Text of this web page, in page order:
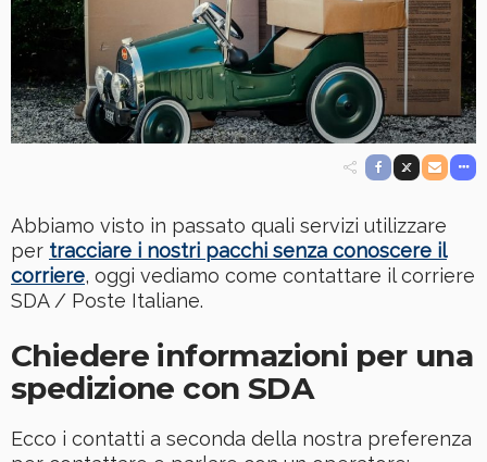
Abbiamo visto in passato quali servizi utilizzare
per tracciare i nostri pacchi senza conoscere il
corriere, oggi vediamo come contattare il corriere
SDA / Poste Italiane.
Chiedere informazioni per una
spedizione con SDA
Ecco i contatti a seconda della nostra preferenza